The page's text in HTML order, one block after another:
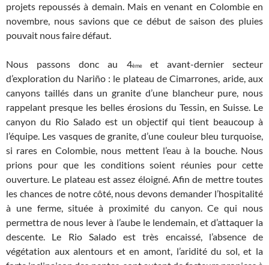
projets repoussés à demain. Mais en venant en Colombie en
novembre, nous savions que ce début de saison des pluies
pouvait nous faire défaut.
Nous passons donc au 4ème et avant-dernier secteur
d’exploration du Nariño : le plateau de Cimarrones, aride, aux
canyons taillés dans un granite d’une blancheur pure, nous
rappelant presque les belles érosions du Tessin, en Suisse. Le
canyon du Rio Salado est un objectif qui tient beaucoup à
l’équipe. Les vasques de granite, d’une couleur bleu turquoise,
si rares en Colombie, nous mettent l’eau à la bouche. Nous
prions pour que les conditions soient réunies pour cette
ouverture. Le plateau est assez éloigné. Afin de mettre toutes
les chances de notre côté, nous devons demander l’hospitalité
à une ferme, située à proximité du canyon. Ce qui nous
permettra de nous lever à l’aube le lendemain, et d’attaquer la
descente. Le Rio Salado est très encaissé, l’absence de
végétation aux alentours et en amont, l’aridité du sol, et la